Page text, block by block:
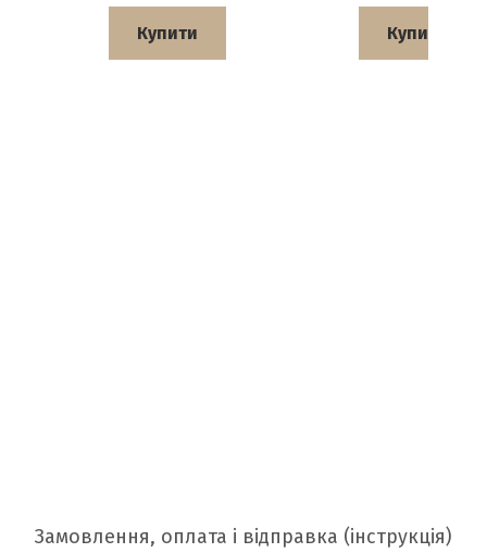
Купити Купити
Замовлення, оплата і відправка (інструкція)